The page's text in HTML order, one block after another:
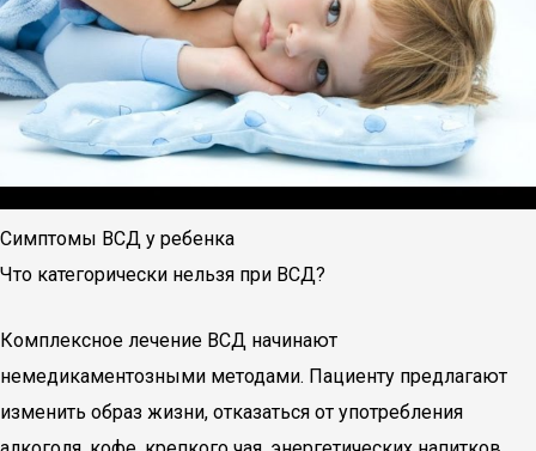
Симптомы ВСД у ребенка
Что категорически нельзя при ВСД?
Комплексное лечение ВСД начинают
немедикаментозными методами. Пациенту предлагают
изменить образ жизни, отказаться от употребления